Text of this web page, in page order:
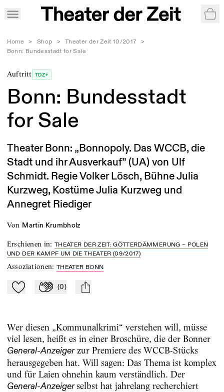
Home > Shop > Theater der Zeit 10/2017
>
Bonn: Bundesstadt for Sale
Auftritt TDZ+
Bonn: Bundesstadt
for Sale
Theater Bonn: „Bonnopoly. Das WCCB, die
Stadt und ihr Ausverkauf” (UA) von Ulf
Schmidt. Regie Volker Lösch, Bühne Julia
Kurzweg, Kostüme Julia Kurzweg und
Annegret Riediger
von Martin Krumbholz
Erschienen in:THEATER DER ZEIT: GÖTTERDÄMMERUNG – POLEN
UND DER KAMPF UM DIE THEATER (09/2017)
Assoziationen:THEATER BONN
Zu Mein-TdZ hinzufügen
Applaudieren
(0) mail
Wer diesen „Kommunalkrimi“ verstehen will, müsse
viel lesen, heißt es in einer Broschüre, die der Bonner
General-Anzeigerzur Premiere des WCCB-Stücks
herausgegeben hat. Will sagen: Das Thema ist komplex
und für Laien ohnehin kaum verständlich. Der
General-Anzeiger selbst hat jahrelang recherchiert